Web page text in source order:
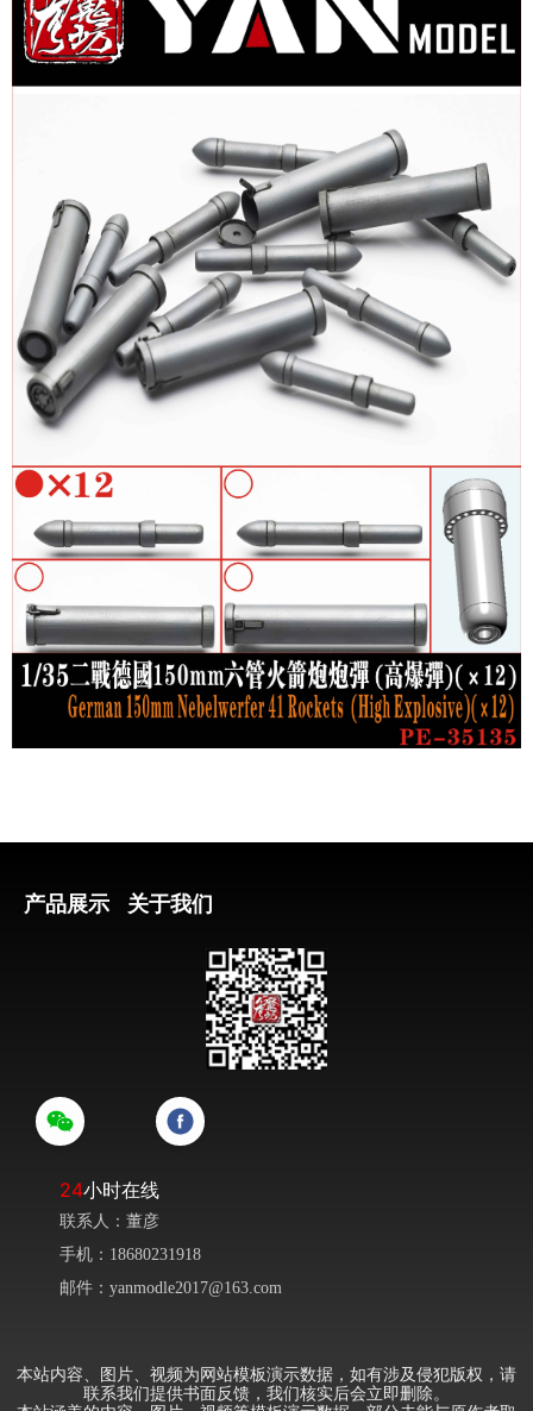
产品展示 关于我们
24小时在线
联系人：董彦
手机：18680231918
邮件：yanmodle2017@163.com
本站内容、图片、视频为网站模板演示数据，如有涉及侵犯版权，请
联系我们提供书面反馈，我们核实后会立即删除。